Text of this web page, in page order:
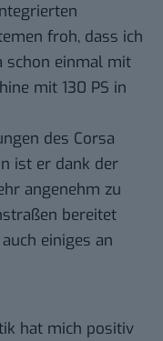
froh, dass ich
schon einmal mit
mit 130 PS in
des Corsa
ist er dank der
angenehm zu
bereitet
einiges an
hat mich positiv